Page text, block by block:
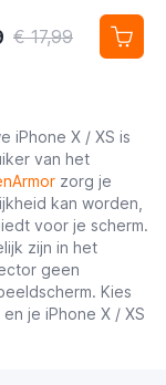
€ 17,99
iPhone X / XS is
van het
zorg je
kan worden,
voor je scherm.
zijn in het
geen
Kies
je iPhone X / XS